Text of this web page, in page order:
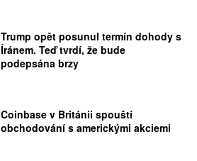
Trump opět posunul termín dohody s
Íránem. Teď tvrdí, že bude
podepsána brzy
Coinbase v Británii spouští
obchodování s americkými akciemi